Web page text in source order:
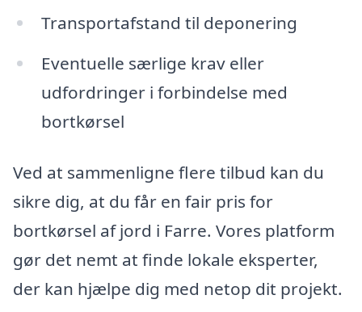
Transportafstand til deponering
Eventuelle særlige krav eller
udfordringer i forbindelse med
bortkørsel
Ved at sammenligne flere tilbud kan du
sikre dig, at du får en fair pris for
bortkørsel af jord i Farre. Vores platform
gør det nemt at finde lokale eksperter,
der kan hjælpe dig med netop dit projekt.